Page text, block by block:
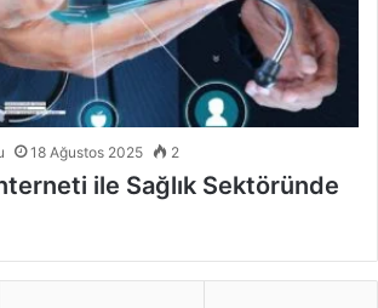
18 Ağustos 2025 2
ile Sağlık Sektöründe